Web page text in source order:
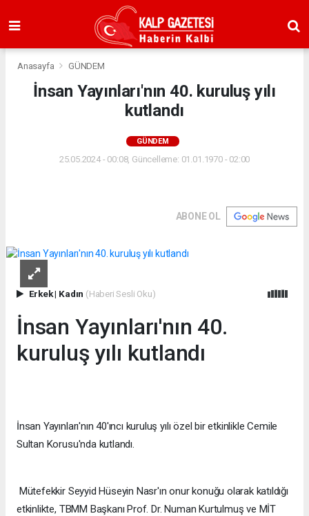
Anasayfa GÜNDEM
İnsan Yayınları'nın 40. kuruluş yılı
kutlandı
GÜNDEM
25.05.2024 - 00:08, Güncelleme: 01.01.1970 - 02:00
ABONE OL
Erkek| Kadın (Haberi Sesli Oku)
İnsan Yayınları'nın 40.
kuruluş yılı kutlandı
İnsan Yayınları'nın 40'ıncı kuruluş yılı özel bir etkinlikle Cemile
Sultan Korusu'nda kutlandı.
Mütefekkir Seyyid Hüseyin Nasr'ın onur konuğu olarak katıldığı
etkinlikte, TBMM Başkanı Prof. Dr. Numan Kurtulmuş ve MİT